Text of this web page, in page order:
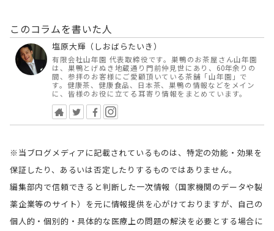
このコラムを書いた人
塩原大輝（しおばらたいき）
有限会社山年園 代表取締役です。巣鴨のお茶屋さん山年園
は、巣鴨とげぬき地蔵通り門前仲見世にあり、60年余りの
間、参拝のお客様にご愛顧頂いている茶舗「山年園」で
す。健康茶、健康食品、日本茶、巣鴨の情報などをメイン
に、皆様のお役に立てる耳寄り情報をまとめています。
※当ブログメディアに記載されているものは、特定の効能・効果を
保証したり、あるいは否定したりするものではありません。
編集部内で信頼できると判断した一次情報（国家機関のデータや製
薬企業等のサイト）を元に情報提供を心がけておりますが、自己の
個人的・個別的・具体的な医療上の問題の解決を必要とする場合に